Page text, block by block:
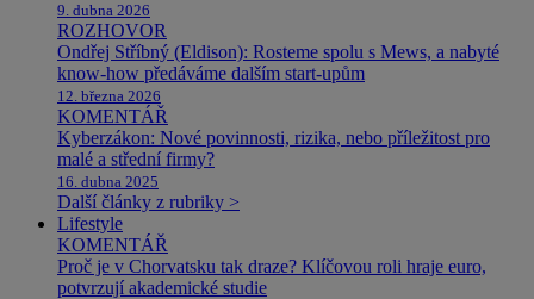
9. dubna 2026
ROZHOVOR
Ondřej Stříbný (Eldison): Rosteme spolu s Mews, a nabyté
know-how předáváme dalším start-upům
12. března 2026
KOMENTÁŘ
Kyberzákon: Nové povinnosti, rizika, nebo příležitost pro
malé a střední firmy?
16. dubna 2025
Další články z rubriky >
Lifestyle
KOMENTÁŘ
Proč je v Chorvatsku tak draze? Klíčovou roli hraje euro,
potvrzují akademické studie